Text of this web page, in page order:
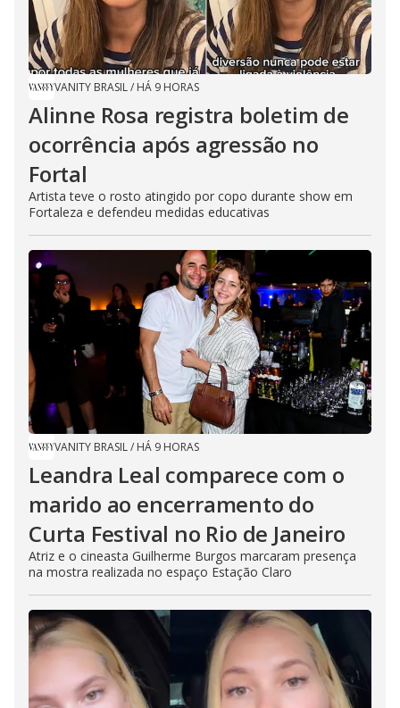
VANITY BRASIL/ HÁ 9 HORAS
Alinne Rosa registra boletim de
ocorrência após agressão no
Fortal
Artista teve o rosto atingido por copo durante show em
Fortaleza e defendeu medidas educativas
VANITY BRASIL/ HÁ 9 HORAS
Leandra Leal comparece com o
marido ao encerramento do
Curta Festival no Rio de Janeiro
Atriz e o cineasta Guilherme Burgos marcaram presença
na mostra realizada no espaço Estação Claro